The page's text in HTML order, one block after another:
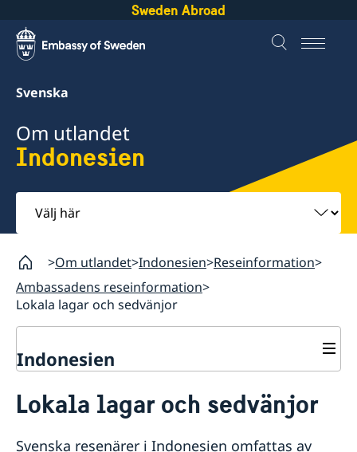
Sweden Abroad
Svenska
Om utlandet
Indonesien
Välj
här
Om utlandet Indonesien Reseinformation
Ambassadens reseinformation
Lokala lagar och sedvänjor
Indonesien
Hjälp till svenskar i Indonesien
Lokala lagar och sedvänjor
Svenska resenärer i Indonesien omfattas av